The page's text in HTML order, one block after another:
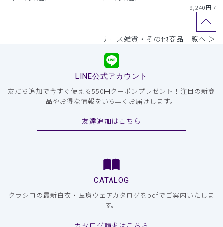
9,240円 （税
ナース雑貨・その他商品一覧へ ＞
LINE公式アカウント
友だち追加で今すぐ使える550円クーポンプレゼント！注目の新商
品やお得な情報をいち早くお届けします。
友達追加はこちら
CATALOG
クラシコの最新白衣・医療ウェアカタログをpdfでご案内いたしま
す。
カタログ請求はこちら